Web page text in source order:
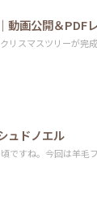
動画公開＆PDF
リスマスツリーが完
ュドノエル
ですね。今回は羊毛